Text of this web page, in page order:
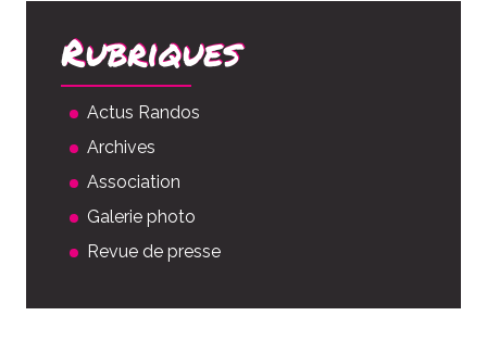
Rubriques
Actus Randos
Archives
Association
Galerie photo
Revue de presse